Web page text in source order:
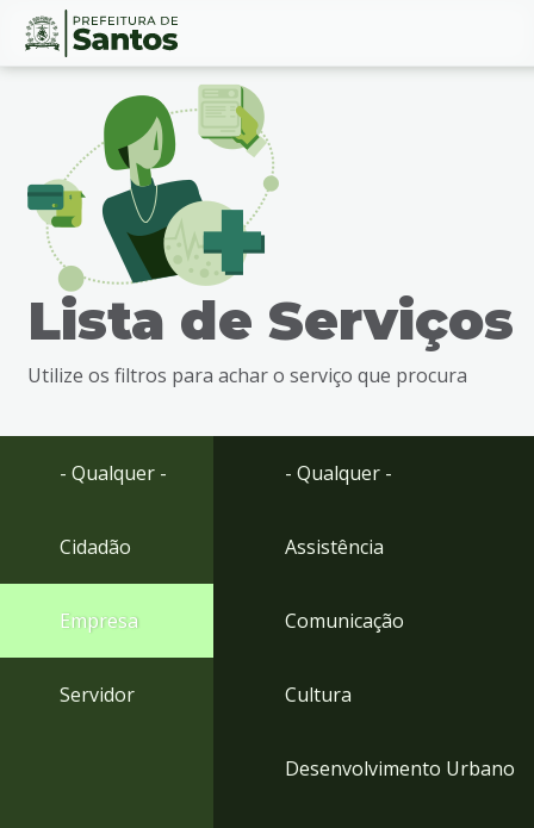
Ir
busca
Ir
Conteúdo
Lista de Serviços
Utilize os filtros para achar o serviço que procura
- Qualquer -
Cidadão
Empresa
Servidor
- Qualquer -
Assistência
Comunicação
Cultura
Desenvolvimento Urbano